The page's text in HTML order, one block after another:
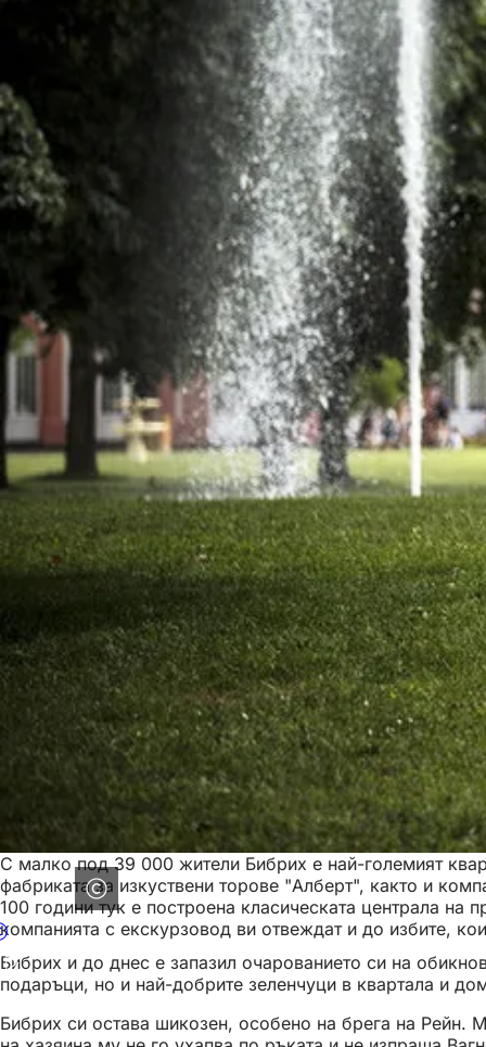
С малко под 39 000 жители Бибрих е най-големият
фабриката за изкуствени торове "Алберт", както и
100 години тук е построена класическата централа
компанията с екскурзовод ви отвеждат и до избите,
Бибрих и до днес е запазил очарованието си на
подаръци, но и най-добрите зеленчуци в квартала и
Бибрих си остава шикозен, особено на брега на Рейн.